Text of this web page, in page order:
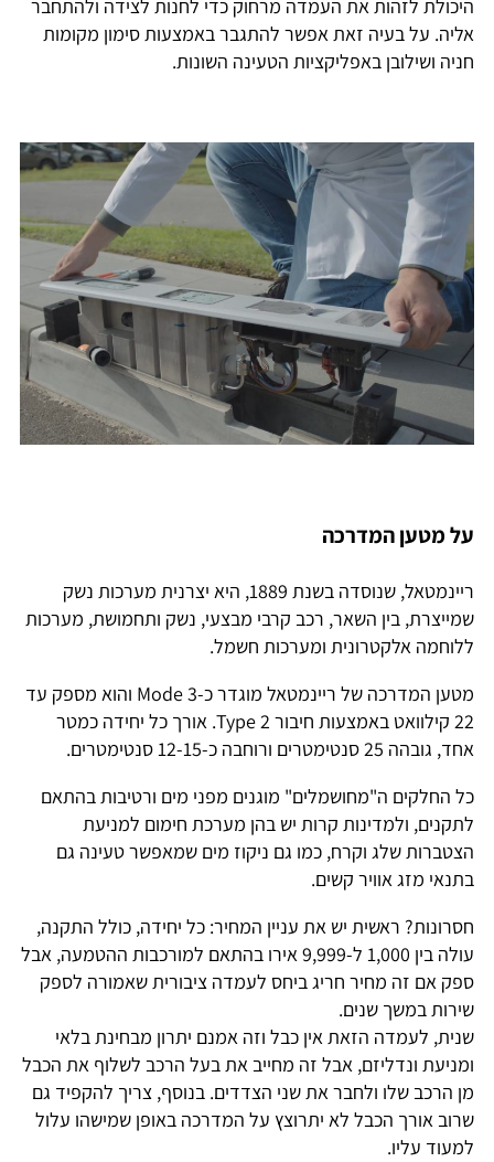
היכולת לזהות את העמדה מרחוק כדי לחנות לצידה ולהתחבר
אליה. על בעיה זאת אפשר להתגבר באמצעות סימון מקומות
חניה ושילובן באפליקציות הטעינה השונות.
על מטען המדרכה
ריינמטאל, שנוסדה בשנת 1889, היא יצרנית מערכות נשק
שמייצרת, בין השאר, רכב קרבי מבצעי, נשק ותחמושת, מערכות
ללוחמה אלקטרונית ומערכות חשמל.
מטען המדרכה של ריינמטאל מוגדר כ-Mode 3 והוא מספק עד
22 קילוואט באמצעות חיבור Type 2. אורך כל יחידה כמטר
אחד, גובהה 25 סנטימטרים ורוחבה כ-12-15 סנטימטרים.
כל החלקים ה"מחושמלים" מוגנים מפני מים ורטיבות בהתאם
לתקנים, ולמדינות קרות יש בהן מערכת חימום למניעת
הצטברות שלג וקרח, כמו גם ניקוז מים שמאפשר טעינה גם
בתנאי מזג אוויר קשים.
חסרונות? ראשית יש את עניין המחיר: כל יחידה, כולל התקנה,
עולה בין 1,000 ל-9,999 אירו בהתאם למורכבות ההטמעה, אבל
ספק אם זה מחיר חריג ביחס לעמדה ציבורית שאמורה לספק
שירות במשך שנים.
שנית, לעמדה הזאת אין כבל וזה אמנם יתרון מבחינת בלאי
ומניעת ונדליזם, אבל זה מחייב את בעל הרכב לשלוף את הכבל
מן הרכב שלו ולחבר את שני הצדדים. בנוסף, צריך להקפיד גם
שרוב אורך הכבל לא יתרוצץ על המדרכה באופן שמישהו עלול
למעוד עליו.